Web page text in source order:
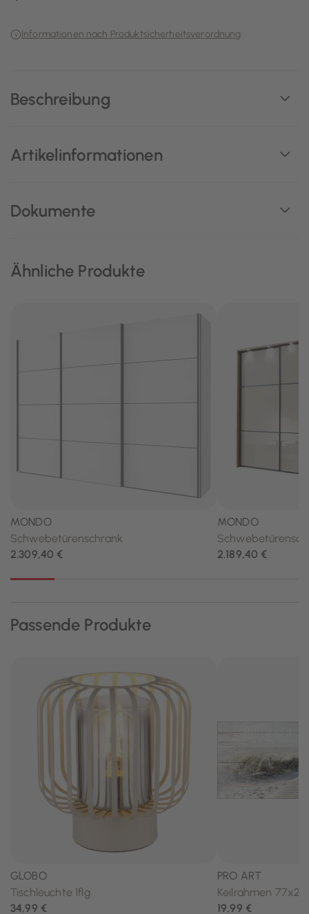
Beschreibung
Artikelinformationen
Dokumente
Informationen nach Produktsicherheitsverordnung